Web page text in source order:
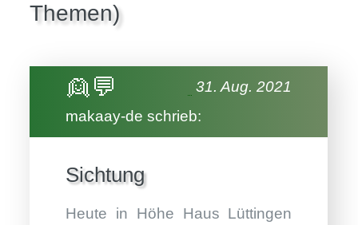
Themen)
31. Aug. 2021
👱💬
makaay-de schrieb:
Sichtung
Heute in Höhe Haus Lüttingen